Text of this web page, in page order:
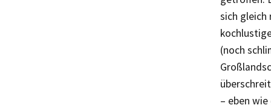
sich gleich
(noch
– eben